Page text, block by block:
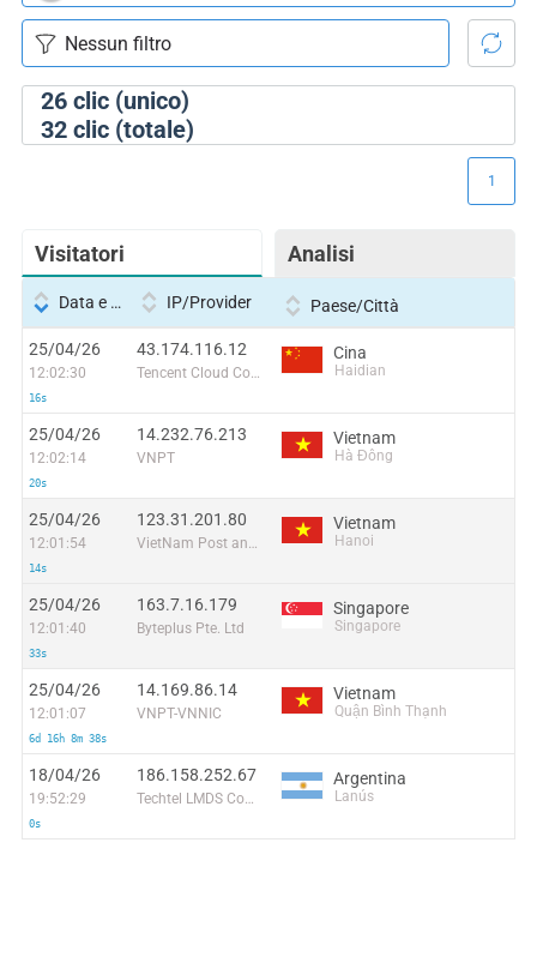
26clic (unico)
32clic (totale)
Visitatori Analisi
1
Data e ora IP/Provider Paese/Città
25/04/26
12:02:30
16s
43.174.116.12
Tencent Cloud Computing (Beijing) Co
Cina
Haidian
25/04/26
12:02:14
20s
14.232.76.213
VNPT
Vietnam
Hà Đông
25/04/26
12:01:54
14s
123.31.201.80
VietNam Post and Telecom Corporation
Vietnam
Hanoi
25/04/26
12:01:40
33s
163.7.16.179
Byteplus Pte. Ltd
Singapore
Singapore
25/04/26
12:01:07
6d 16h 8m 38s
14.169.86.14
VNPT-VNNIC
Vietnam
Quận Bình Thạnh
18/04/26
19:52:29
0s
186.158.252.67
Techtel LMDS Comunicaciones Interactivas S.A.
Argentina
Lanús